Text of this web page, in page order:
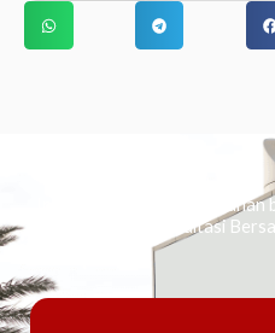
Ingin tahu tentang periklanan
Kami Berikan Konsultasi